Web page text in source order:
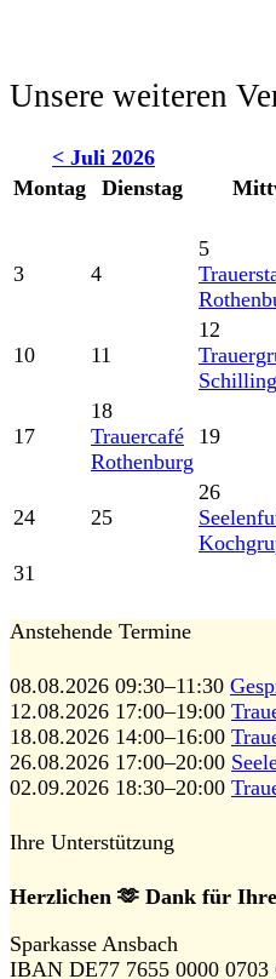
Unsere weiteren
< Juli 2026
Montag
Dienstag
3 4
5
10 11
12
17
18
Trauercafé
Rothenburg
19
24 25
26
31
Anstehende Termine
08.08.2026 09:30–11:30
12.08.2026 17:00–19:00
18.08.2026 14:00–16:00
26.08.2026 17:00–20:00
02.09.2026 18:30–20:00
Ihre Unterstützung
Herzlichen 🫶 Dank für
Sparkasse Ansbach
IBAN DE77 7655 0000 0703